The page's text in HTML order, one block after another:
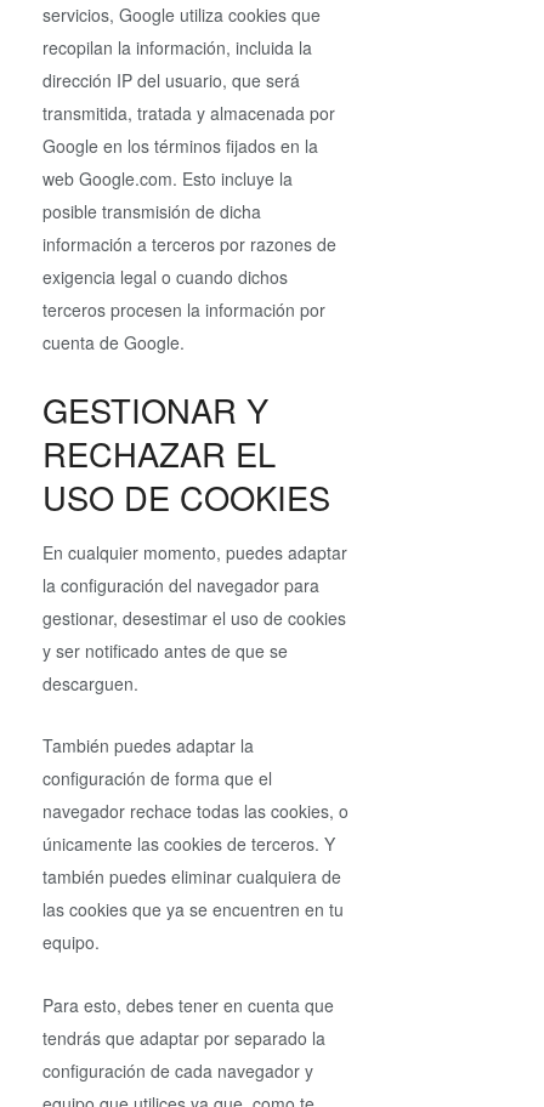
servicios, Google utiliza cookies que
recopilan la información, incluida la
dirección IP del usuario, que será
transmitida, tratada y almacenada por
Google en los términos fijados en la
web Google.com. Esto incluye la
posible transmisión de dicha
información a terceros por razones de
exigencia legal o cuando dichos
terceros procesen la información por
cuenta de Google.
GESTIONAR Y
RECHAZAR EL
USO DE COOKIES
En cualquier momento, puedes adaptar
la configuración del navegador para
gestionar, desestimar el uso de cookies
y ser notificado antes de que se
descarguen.
También puedes adaptar la
configuración de forma que el
navegador rechace todas las cookies, o
únicamente las cookies de terceros. Y
también puedes eliminar cualquiera de
las cookies que ya se encuentren en tu
equipo.
Para esto, debes tener en cuenta que
tendrás que adaptar por separado la
configuración de cada navegador y